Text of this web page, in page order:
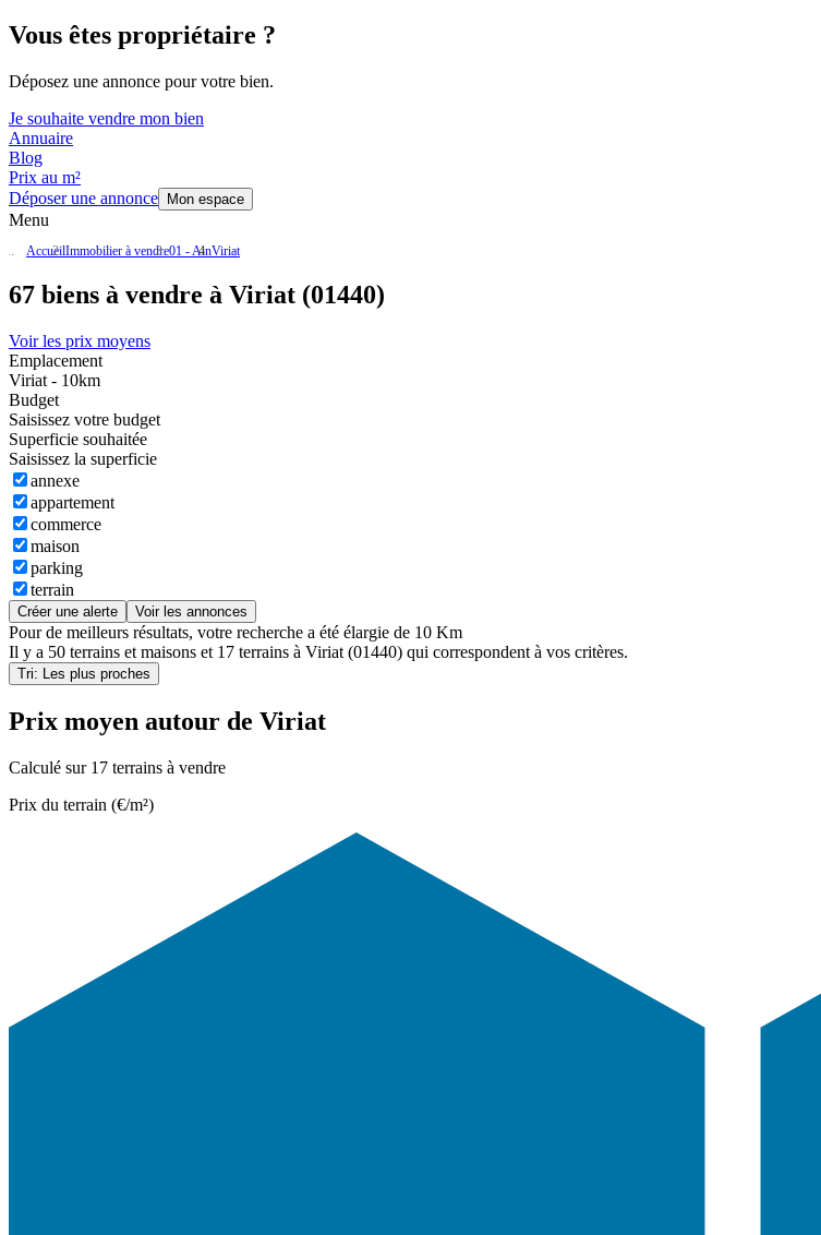
Vous êtes propriétaire ?
Déposez une annonce pour votre bien.
Je souhaite vendre mon bien
Annuaire
Blog
Prix au m²
Déposer une annonce
Mon espace
Menu
AccueilImmobilier à vendre01 - AinViriat
67 biens à vendre à Viriat (01440)
Voir les prix moyens
Emplacement
Viriat - 10km
Budget
Saisissez votre budget
Superficie souhaitée
Saisissez la superficie
annexe
appartement
commerce
maison
parking
terrain
Créer une alerte Voir les annonces
Pour de meilleurs résultats, votre recherche a été élargie de 10 Km
Il y a 50 terrains et maisons et 17 terrains à Viriat (01440) qui correspondent à vos critères.
Tri: Les plus proches
Prix moyen autour de Viriat
Calculé sur 17 terrains à vendre
Prix du terrain (€/m²)